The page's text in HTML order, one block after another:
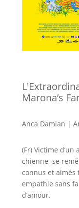
Marona’s
Anca Damian |
(Fr) Victime
chienne, se
connus et aimés
empathie sans
d’amour.